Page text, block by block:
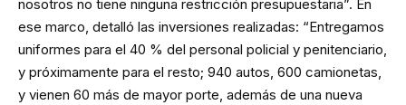
nosotros no tiene ninguna restricción presupuestaria”. En
ese marco, detalló las inversiones realizadas: “Entregamos
uniformes para el 40 % del personal policial y penitenciario,
y próximamente para el resto; 940 autos, 600 camionetas,
y vienen 60 más de mayor porte, además de una nueva